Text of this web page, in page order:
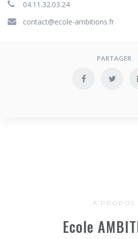
04.11.32.03.24
contact@ecole-ambitions.fr
PARTAGER
À PROPOS
Ecole